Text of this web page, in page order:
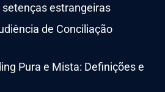
estrangeiras
de Conciliação
Pura e Mista: Definições e